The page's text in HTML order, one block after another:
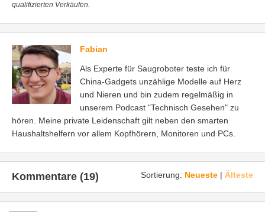
qualifizierten Verkäufen.
Fabian
Als Experte für Saugroboter teste ich für
China-Gadgets unzählige Modelle auf Herz
und Nieren und bin zudem regelmäßig in
unserem Podcast "Technisch Gesehen" zu
hören. Meine private Leidenschaft gilt neben den smarten
Haushaltshelfern vor allem Kopfhörern, Monitoren und PCs.
Sortierung: Neueste | Älteste
Kommentare (19)